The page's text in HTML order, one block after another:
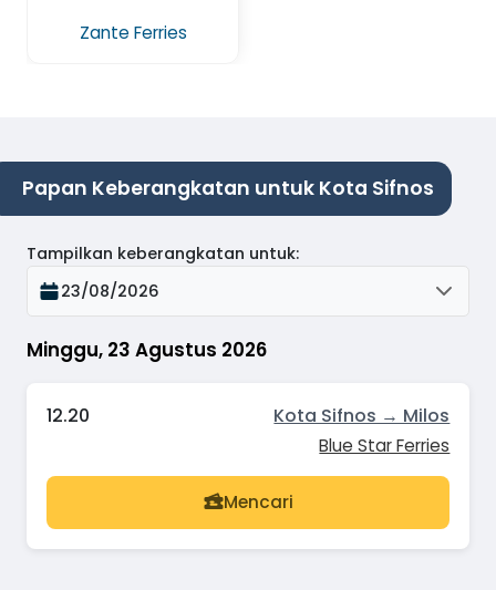
Zante Ferries
Papan Keberangkatan untuk Kota Sifnos
Minggu, 23 Agustus 2026
Tampilkan keberangkatan untuk:
23/08/2026
12.20 Kota Sifnos → Milos
Blue Star Ferries
Mencari